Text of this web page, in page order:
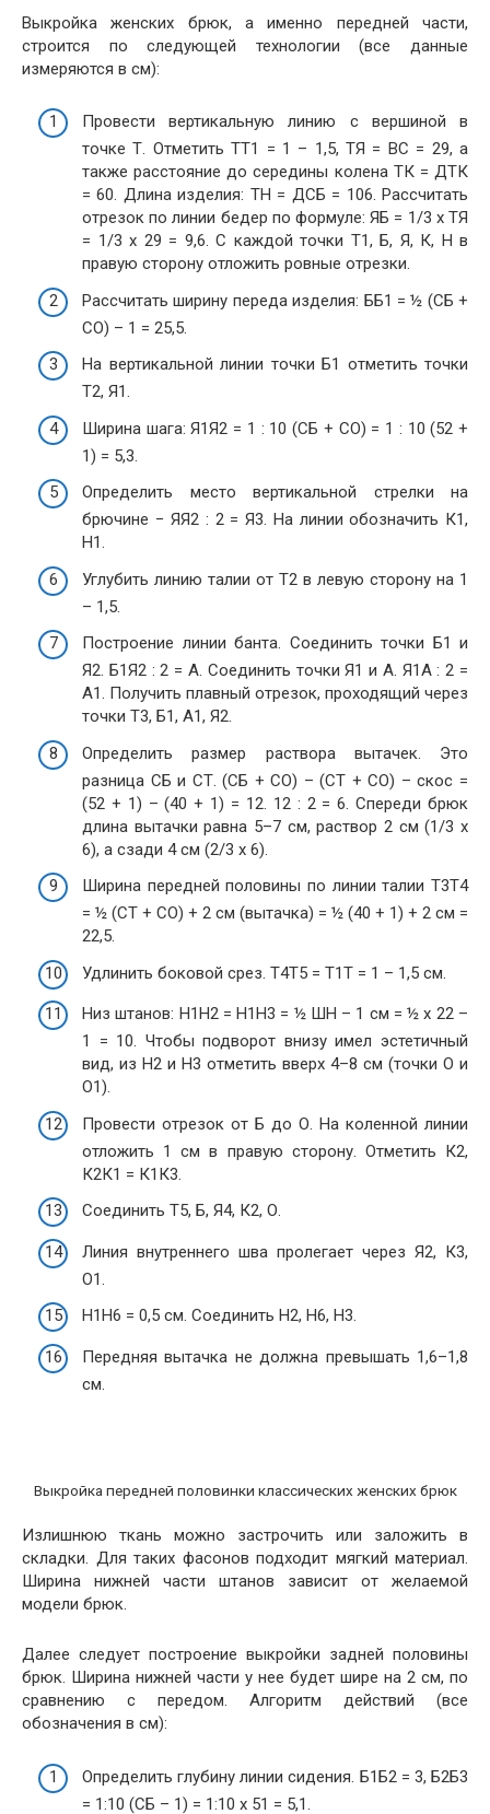
Выкройка женских брюк, а именно передней части,
строится по следующей технологии (все данные
измеряются в см):
Провести вертикальную линию с вершиной в
точке Т. Отметить ТТ1 = 1 – 1,5, ТЯ = ВС = 29, а
также расстояние до середины колена ТК = ДТК
= 60. Длина изделия: ТН = ДСБ = 106. Рассчитать
отрезок по линии бедер по формуле: ЯБ = 1/3 х ТЯ
= 1/3 х 29 = 9,6. С каждой точки Т1, Б, Я, К, Н в
правую сторону отложить ровные отрезки.
Рассчитать ширину переда изделия: ББ1 = ½ (СБ +
СО) – 1 = 25,5.
На вертикальной линии точки Б1 отметить точки
Т2, Я1.
Ширина шага: Я1Я2 = 1 : 10 (СБ + СО) = 1 : 10 (52 +
1) = 5,3.
Определить место вертикальной стрелки на
брючине − ЯЯ2 : 2 = Я3. На линии обозначить К1,
Н1.
Углубить линию талии от Т2 в левую сторону на 1
– 1,5.
Построение линии банта. Соединить точки Б1 и
Я2. Б1Я2 : 2 = А. Соединить точки Я1 и А. Я1А : 2 =
А1. Получить плавный отрезок, проходящий через
точки Т3, Б1, А1, Я2.
Определить размер раствора вытачек. Это
разница СБ и СТ. (СБ + СО) – (СТ + СО) – скос =
(52 + 1) – (40 + 1) = 12. 12 : 2 = 6. Спереди брюк
длина вытачки равна 5–7 см, раствор 2 см (1/3 х
6), а сзади 4 см (2/3 х 6).
Ширина передней половины по линии талии Т3Т4
= ½ (СТ + СО) + 2 см (вытачка) = ½ (40 + 1) + 2 см =
22,5.
Удлинить боковой срез. Т4Т5 = Т1Т = 1 – 1,5 см.
Низ штанов: Н1Н2 = Н1Н3 = ½ ШН – 1 см = ½ х 22 –
1 = 10. Чтобы подворот внизу имел эстетичный
вид, из Н2 и Н3 отметить вверх 4–8 см (точки О и
О1).
Провести отрезок от Б до О. На коленной линии
отложить 1 см в правую сторону. Отметить К2,
К2К1 = К1К3.
Соединить Т5, Б, Я4, К2, О.
Линия внутреннего шва пролегает через Я2, К3,
О1.
Н1Н6 = 0,5 см. Соединить Н2, Н6, Н3.
Передняя вытачка не должна превышать 1,6–1,8
см.
Выкройка передней половинки классических женских брюк
Излишнюю ткань можно застрочить или заложить в
складки. Для таких фасонов подходит мягкий материал.
Ширина нижней части штанов зависит от желаемой
модели брюк.
Далее следует построение выкройки задней половины
брюк. Ширина нижней части у нее будет шире на 2 см, по
сравнению с передом. Алгоритм действий (все
обозначения в см):
Определить глубину линии сидения. Б1Б2 = 3, Б2Б3
= 1:10 (СБ – 1) = 1:10 х 51 = 5,1.